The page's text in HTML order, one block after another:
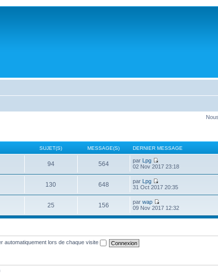
SUJET(S) MESSAGE(S) DERNIER MESSAGE
94 564 par Lpg
02 Nov 2017 23:18
130 648 par Lpg
31 Oct 2017 20:35
25 156 parwap
09 Nov 2017 12:32
automatiquement lors de chaque visite